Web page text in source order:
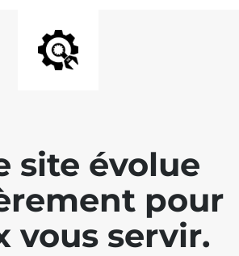
site évolue
pour
vous servir.